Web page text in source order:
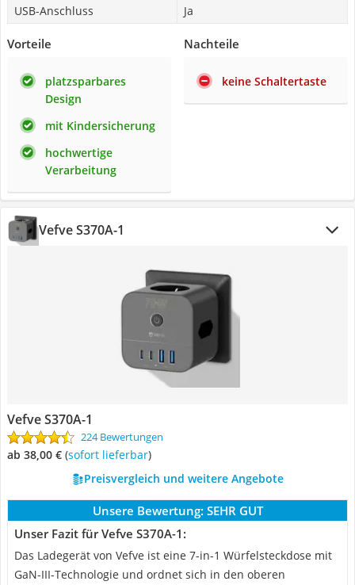
USB-Anschluss Ja
Vorteile
platzsparbares
Design
mit Kindersicherung
hochwertige
Verarbeitung
Nachteile
keine Schaltertaste
Vefve S370A-1
Vefve S370A-1
224 Bewertungen
ab 38,00 € ( Sofort lieferbar)
Preisvergleich und weitere Angebote
Unsere Bewertung: SEHR GUT
Unser Fazit für Vefve S370A-1:
Das Ladegerät von Vefve ist eine 7-in-1 Würfelsteckdose mit
GaN-III-Technologie und ordnet sich in den oberen